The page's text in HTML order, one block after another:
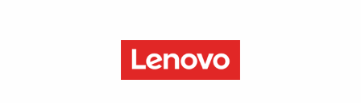
Redefinir senha